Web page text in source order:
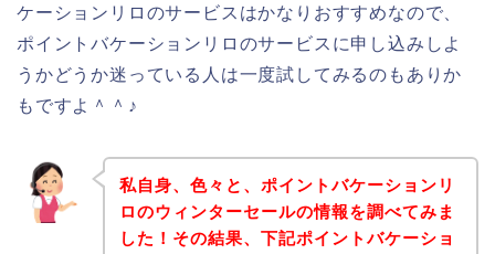
ケーションリロのサービスはかなりおすすめなので、
ポイントバケーションリロのサービスに申し込みしよ
うかどうか迷っている人は一度試してみるのもありか
もですよ＾＾♪
私自身、色々と、ポイントバケーションリ
ロのウィンターセールの情報を調べてみま
した！その結果、下記ポイントバケーショ